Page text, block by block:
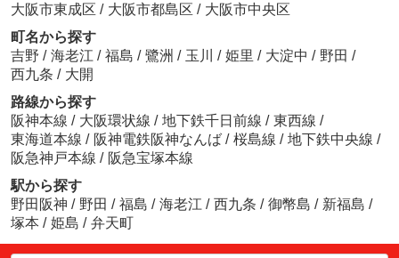
大阪市東成区 / 大阪市都島区 / 大阪市中央区
町名から探す
吉野 / 海老江 / 福島 / 鷺洲 / 玉川 / 姫里 / 大淀中 / 野田 /
西九条 / 大開
路線から探す
阪神本線 / 大阪環状線 / 地下鉄千日前線 / 東西線 /
東海道本線 / 阪神電鉄阪神なんば / 桜島線 / 地下鉄中央線 /
阪急神戸本線 / 阪急宝塚本線
駅から探す
野田阪神 / 野田 / 福島 / 海老江 / 西九条 / 御幣島 / 新福島 /
塚本 / 姫島 / 弁天町